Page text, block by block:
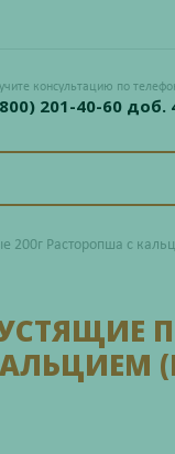
консультацию по
201-40-60 доб.
200г Расторопша с